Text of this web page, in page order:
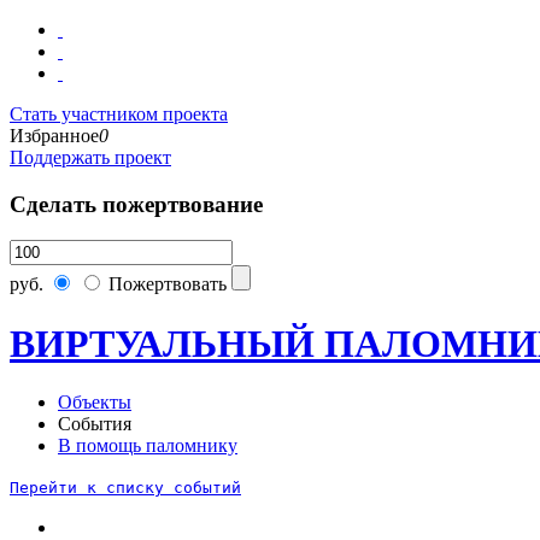
Стать участником проекта
Избранное0
Поддержать проект
Сделать пожертвование
руб. Пожертвовать
ВИРТУАЛЬНЫЙ
Объекты
События
В помощь паломнику
Перейти к списку событий